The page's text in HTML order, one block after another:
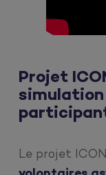
Projet
Le projet